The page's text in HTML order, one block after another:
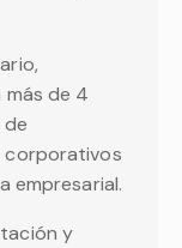
más de 4
corporativos
empresarial.
y